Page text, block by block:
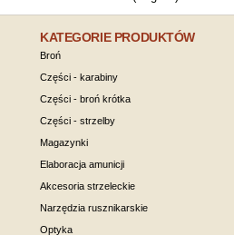
KATEGORIE PRODUKTÓW
Broń
Części - karabiny
Części - broń krótka
Części - strzelby
Magazynki
Elaboracja amunicji
Akcesoria strzeleckie
Narzędzia rusznikarskie
Optyka